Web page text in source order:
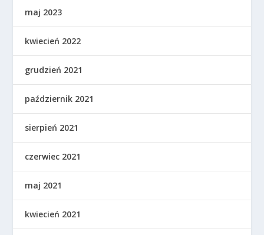
maj 2023
kwiecień 2022
grudzień 2021
październik 2021
sierpień 2021
czerwiec 2021
maj 2021
kwiecień 2021